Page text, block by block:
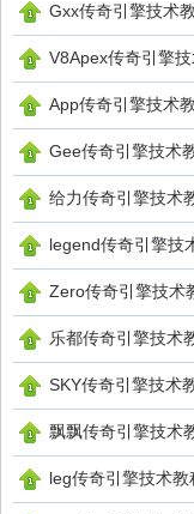
Gxx传奇引擎技术
V8Apex传奇引擎
App传奇引擎技术
Gee传奇引擎技术
给力传奇引擎技术
legend传奇引擎技
Zero传奇引擎技术
乐都传奇引擎技术
SKY传奇引擎技术
飘飘传奇引擎技术
leg传奇引擎技术